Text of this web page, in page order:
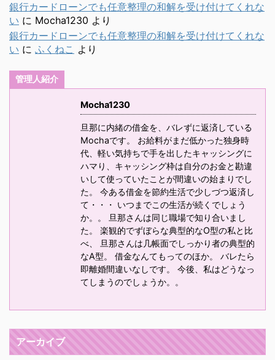
銀行カードローンでも任意整理の和解を受け付けてくれな
い に Mocha1230 より
銀行カードローンでも任意整理の和解を受け付けてくれな
い に ふくねこ より
管理人紹介
Mocha1230
旦那に内緒の借金を、バレずに返済している
Mochaです。 お給料がまだ低かった独身時
代、軽い気持ちで手を出したキャッシングに
ハマり、キャッシング枠は自分のお金と勘違
いして使っていたことが間違いの始まりでし
た。 今ある借金を節約生活で少しづつ返済し
て・・・ いつまでこの生活が続くでしょう
か。。 旦那さんは同じ職場で知り合いまし
た。 楽観的でずぼらな典型的なO型の私と比
べ、 旦那さんは几帳面でしっかり者の典型的
なA型。 借金なんてもってのほか。 バレたら
即離婚間違いなしです。 今後、私はどうなっ
てしまうのでしょうか。。
アーカイブ